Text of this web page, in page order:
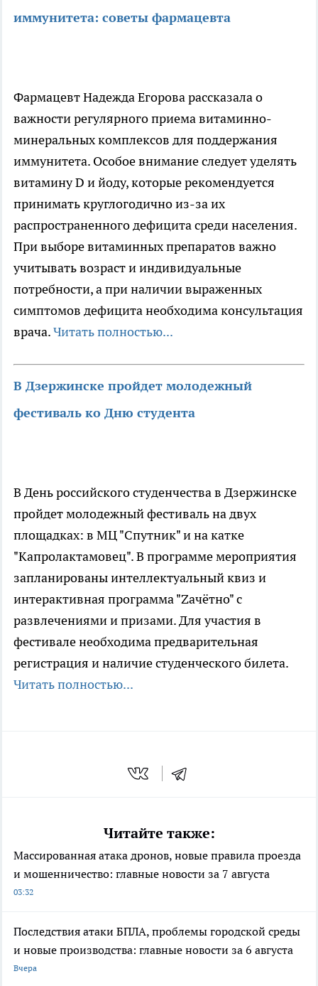
иммунитета: советы фармацевта
Фармацевт Надежда Егорова рассказала о
важности регулярного приема витаминно-
минеральных комплексов для поддержания
иммунитета. Особое внимание следует уделять
витамину D и йоду, которые рекомендуется
принимать круглогодично из-за их
распространенного дефицита среди населения.
При выборе витаминных препаратов важно
учитывать возраст и индивидуальные
потребности, а при наличии выраженных
симптомов дефицита необходима консультация
врача.Читать полностью...
В Дзержинске пройдет молодежный
фестиваль ко Дню студента
В День российского студенчества в Дзержинске
пройдет молодежный фестиваль на двух
площадках: в МЦ "Спутник" и на катке
"Капролактамовец". В программе мероприятия
запланированы интеллектуальный квиз и
интерактивная программа "Zачётно" с
развлечениями и призами. Для участия в
фестивале необходима предварительная
регистрация и наличие студенческого билета.
Читать полностью...
Читайте также:
Массированная атака дронов, новые правила проезда
и мошенничество: главные новости за 7 августа
03:32
Последствия атаки БПЛА, проблемы городской среды
и новые производства: главные новости за 6 августа
Вчера